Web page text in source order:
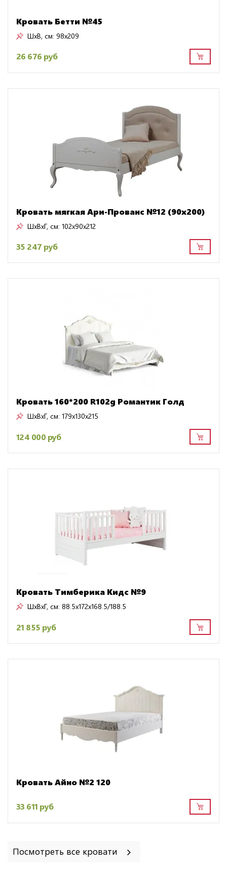
Кровать Бетти №45
ШxВ, см: 98x209
26 676 руб
Кровать мягкая Ари-Прованс №12 (90х200)
ШxВxГ, см: 102x90x212
35 247 руб
Кровать 160*200 R102g Романтик Голд
ШxВxГ, см: 179x130x215
124 000 руб
Кровать Тимберика Кидс №9
ШxВxГ, см: 88.5x172x168.5/188.5
21 855 руб
Кровать Айно №2 120
33 611 руб
Посмотреть все кровати